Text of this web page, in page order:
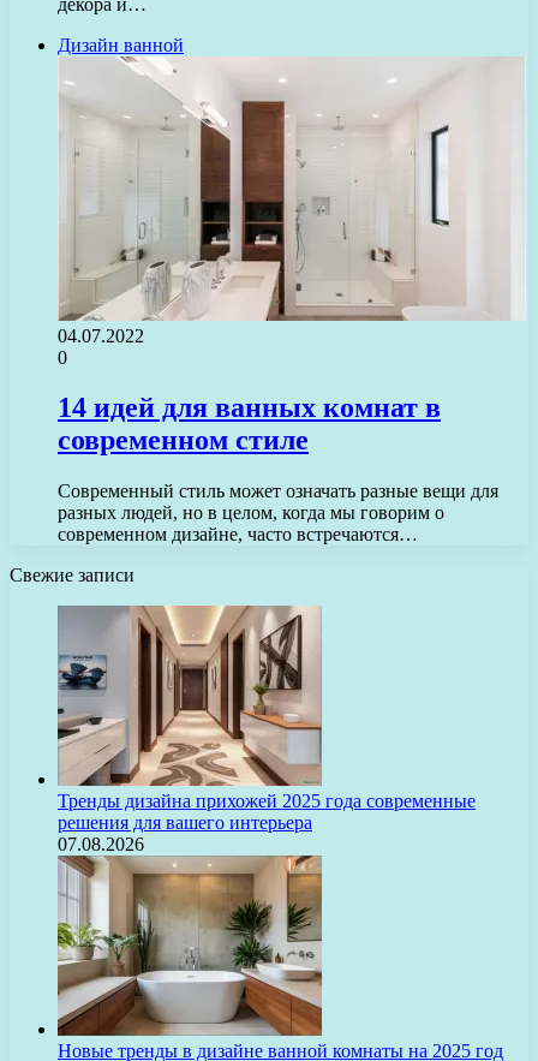
Дизайн ванной
04.07.2022
0
14 идей для ванных комнат в
современном стиле
Современный стиль может означать разные вещи для
разных людей, но в целом, когда мы говорим о
современном дизайне, часто встречаются…
Свежие записи
Тренды дизайна прихожей 2025 года современные
решения для вашего интерьера
07.08.2026
Новые тренды в дизайне ванной комнаты на 2025 год